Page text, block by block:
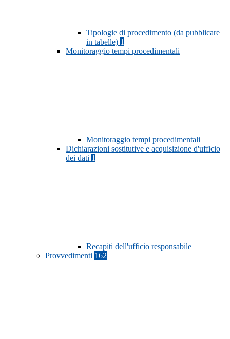
Tipologie di procedimento (da pubblicare
in tabelle) 1
Monitoraggio tempi procedimentali
Monitoraggio tempi procedimentali
Dichiarazioni sostitutive e acquisizione d'ufficio
dei dati 1
Recapiti dell'ufficio responsabile
Provvedimenti 162